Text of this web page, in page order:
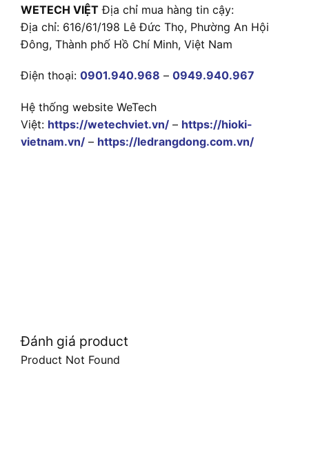
WETECH VIỆT Địa chỉ mua hàng tin cậy:
Địa chỉ: 616/61/198 Lê Đức Thọ, Phường An Hội
Đông, Thành phố Hồ Chí Minh, Việt Nam
Điện thoại: 0901.940.968 – 0949.940.967
Hệ thống website WeTech
Việt: https://wetechviet.vn/ – https://hioki-
vietnam.vn/ – https://ledrangdong.com.vn/
Đánh giá product
Product Not Found